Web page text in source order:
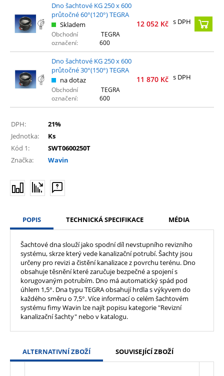
Dno šachtové KG 250 x 600
průtočné 60°(120°) TEGRA
Skladem
Obchodní
označení:
TEGRA
600
12 052 Kč s DPH
Dno šachtové KG 250 x 600
průtočné 30°(150°) TEGRA
na dotaz
Obchodní
označení:
TEGRA
600
11 870 Kč s DPH
DPH:
21%
Jednotka:
Ks
Kód 1:
SWT0600250T
Značka:
Wavin
POPIS TECHNICKÁ SPECIFIKACE MÉDIA
Šachtové dna slouží jako spodní díl nevstupního revizního
systému, skrze který vede kanalizační potrubí. Šachty jsou
určeny pro revizi a čistění kanalizace z povrchu terénu. Dno
obsahuje těsnění které zaručuje bezpečné a spojení s
korugovaným potrubím. Dno má automatický spád pod
úhlem 1,5°. Dna typu TEGRA obsahují hrdla s výkyvem do
každého směru o 7,5°. Více informací o celém šachtovém
systému fimy Wavin lze najít popisu kategorie "Revizní
kanalizační šachty" nebo v katalogu.
ALTERNATIVNÍ ZBOŽÍ SOUVISEJÍCÍ ZBOŽÍ